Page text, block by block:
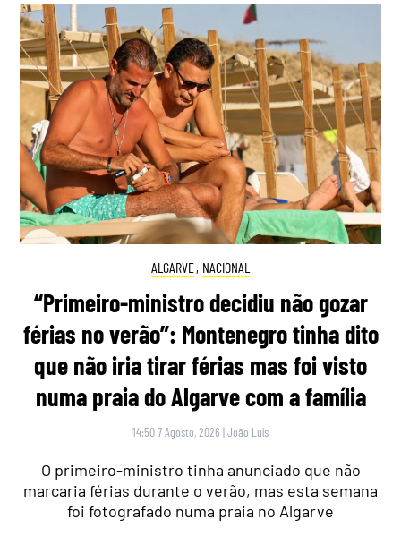
ALGARVE, NACIONAL
“Primeiro-ministro decidiu não gozar
férias no verão”: Montenegro tinha dito
que não iria tirar férias mas foi visto
numa praia do Algarve com a família
14:50 7 Agosto, 2026 |João Luís
O primeiro-ministro tinha anunciado que não
marcaria férias durante o verão, mas esta semana
foi fotografado numa praia no Algarve